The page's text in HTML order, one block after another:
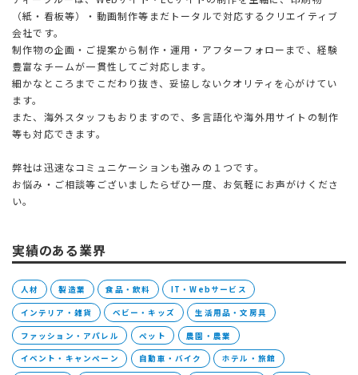
（紙・看板等）・動画制作等まだトータルで対応するクリエイティブ
会社です。
制作物の企画・ご提案から制作・運用・アフターフォローまで、経験
豊富なチームが一貫性してご対応します。
細かなところまでこだわり抜き、妥協しないクオリティを心がけてい
ます。
また、海外スタッフもおりますので、多言語化や海外用サイトの制作
等も対応できます。
弊社は迅速なコミュニケーションも強みの１つです。
お悩み・ご相談等ございましたらぜひ一度、お気軽にお声がけくださ
い。
実績のある業界
人材 製造業 食品・飲料 IT・Webサービス
インテリア・雑貨 ベビー・キッズ 生活用品・文房具
ファッション・アパレル ペット 農園・農業
イベント・キャンペーン 自動車・バイク ホテル・旅館